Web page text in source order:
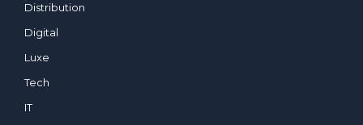
Distribution
Digital
Luxe
Tech
IT